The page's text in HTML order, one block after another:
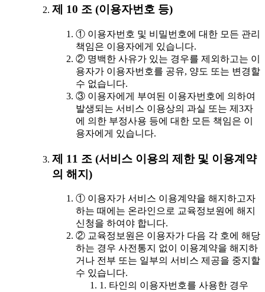
제 10 조 (이용자번호 등)
① 이용자번호 및 비밀번호에 대한 모든 관리
책임은 이용자에게 있습니다.
② 명백한 사유가 있는 경우를 제외하고는 이
용자가 이용자번호를 공유, 양도 또는 변경할
수 없습니다.
③ 이용자에게 부여된 이용자번호에 의하여
발생되는 서비스 이용상의 과실 또는 제3자
에 의한 부정사용 등에 대한 모든 책임은 이
용자에게 있습니다.
제 11 조 (서비스 이용의 제한 및 이용계약
의 해지)
① 이용자가 서비스 이용계약을 해지하고자
하는 때에는 온라인으로 교육정보원에 해지
신청을 하여야 합니다.
② 교육정보원은 이용자가 다음 각 호에 해당
하는 경우 사전통지 없이 이용계약을 해지하
거나 전부 또는 일부의 서비스 제공을 중지할
수 있습니다.
1. 타인의 이용자번호를 사용한 경우